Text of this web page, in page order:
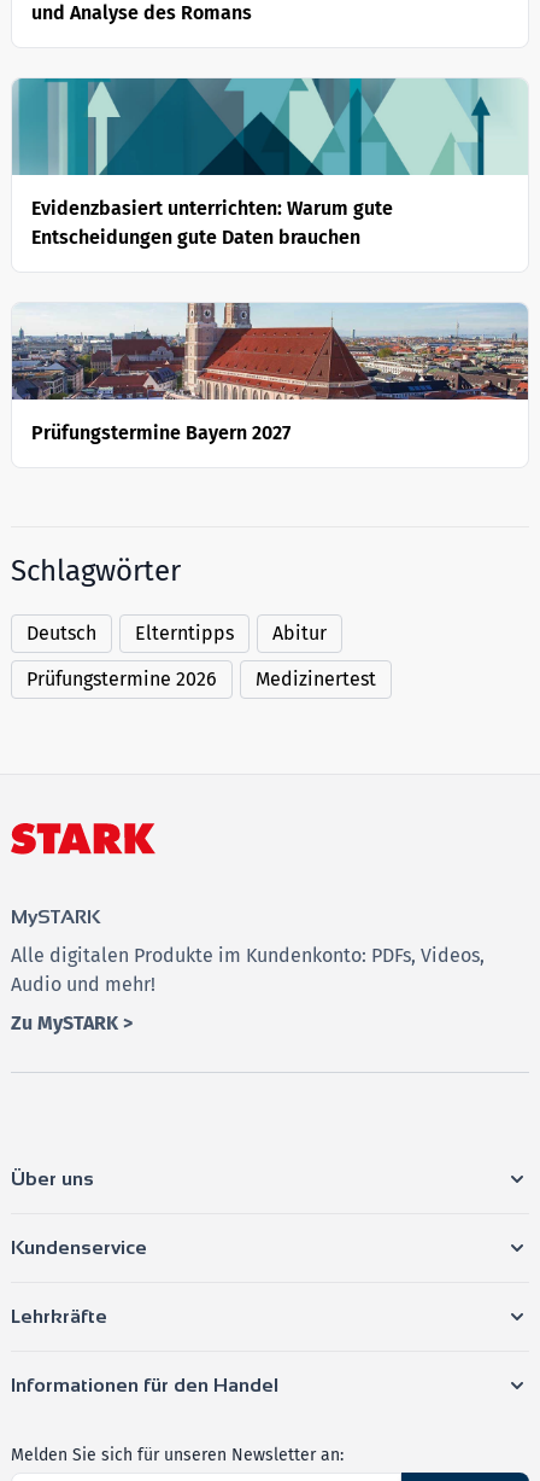
und Analyse des Romans
Evidenzbasiert unterrichten: Warum gute
Entscheidungen gute Daten brauchen
Prüfungstermine Bayern 2027
Schlagwörter
Deutsch Elterntipps
Abitur
Prüfungstermine 2026
Medizinertest
MySTARK
Alle digitalen Produkte im Kundenkonto: PDFs, Videos,
Audio und mehr!
Zu MySTARK >
Über uns
Kundenservice
Lehrkräfte
Informationen für den Handel
Melden Sie sich für unseren Newsletter an: